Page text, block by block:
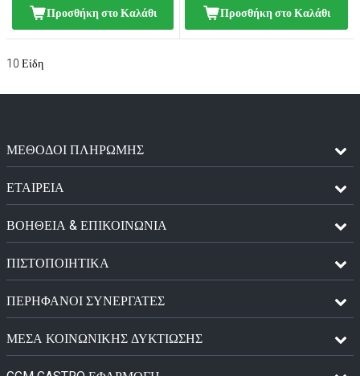
Προσθήκη στο Καλάθι Προσθήκη στο Καλάθι
10 Είδη
ΜΈΘΟΔΟΙ ΠΛΗΡΩΜΉΣ
ΕΤΑΙΡΕΙΑ
ΒΟΗΘΕΙΑ & ΕΠΙΚΟΙΝΩΝΙΑ
ΠΙΣΤΟΠΟΙΗΤΙΚΆ
ΠΕΡΉΦΑΝΟΙ ΣΥΝΕΡΓΆΤΕΣ
ΜΈΣΑ ΚΟΙΝΩΝΙΚΉΣ ΔΥΚΤΊΩΣΗΣ